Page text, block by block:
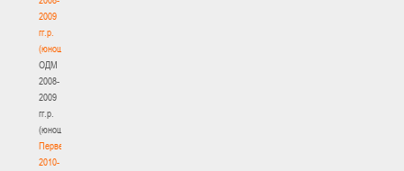
2009
гг.р.
(юноши)
ОДМ
2008-
2009
гг.р.
(юноши)
Первенство
2010-